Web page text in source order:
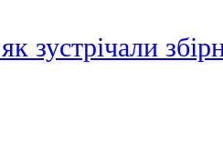
зустрічали